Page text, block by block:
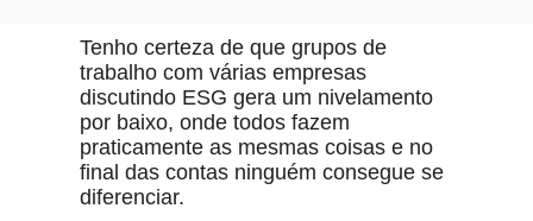
Tenho certeza de que grupos de
trabalho com várias empresas
discutindo ESG gera um nivelamento
por baixo, onde todos fazem
praticamente as mesmas coisas e no
final das contas ninguém consegue se
diferenciar.